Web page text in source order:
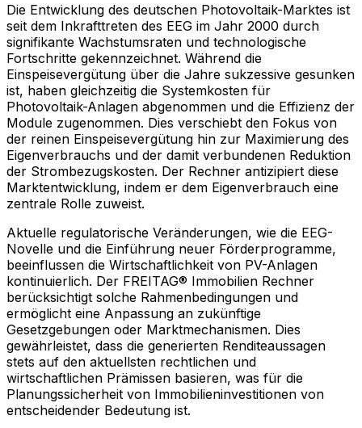
Die Entwicklung des deutschen Photovoltaik-Marktes ist
seit dem Inkrafttreten des EEG im Jahr 2000 durch
signifikante Wachstumsraten und technologische
Fortschritte gekennzeichnet. Während die
Einspeisevergütung über die Jahre sukzessive gesunken
ist, haben gleichzeitig die Systemkosten für
Photovoltaik-Anlagen abgenommen und die Effizienz der
Module zugenommen. Dies verschiebt den Fokus von
der reinen Einspeisevergütung hin zur Maximierung des
Eigenverbrauchs und der damit verbundenen Reduktion
der Strombezugskosten. Der Rechner antizipiert diese
Marktentwicklung, indem er dem Eigenverbrauch eine
zentrale Rolle zuweist.
Aktuelle regulatorische Veränderungen, wie die EEG-
Novelle und die Einführung neuer Förderprogramme,
beeinflussen die Wirtschaftlichkeit von PV-Anlagen
kontinuierlich. Der FREITAG® Immobilien Rechner
berücksichtigt solche Rahmenbedingungen und
ermöglicht eine Anpassung an zukünftige
Gesetzgebungen oder Marktmechanismen. Dies
gewährleistet, dass die generierten Renditeaussagen
stets auf den aktuellsten rechtlichen und
wirtschaftlichen Prämissen basieren, was für die
Planungssicherheit von Immobilieninvestitionen von
entscheidender Bedeutung ist.